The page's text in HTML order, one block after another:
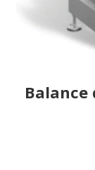
Balance